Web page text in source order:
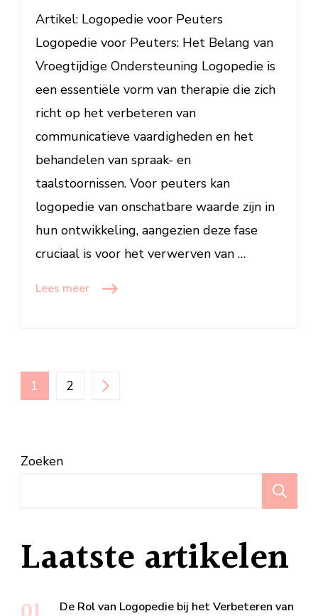
Peuters
Artikel: Logopedie voor Peuters
Logopedie voor Peuters: Het Belang van
Vroegtijdige Ondersteuning Logopedie is
een essentiële vorm van therapie die zich
richt op het verbeteren van
communicatieve vaardigheden en het
behandelen van spraak- en
taalstoornissen. Voor peuters kan
logopedie van onschatbare waarde zijn in
hun ontwikkeling, aangezien deze fase
cruciaal is voor het verwerven van …
Lees meer
Berichten
PAGINA
1 PAGINA
2
Zoeken
Laatste artikelen
De Rol van Logopedie bij het Verbeteren van